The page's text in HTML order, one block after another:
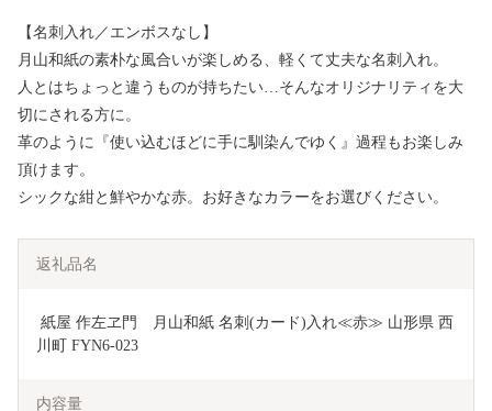
【名刺入れ／エンボスなし】
月山和紙の素朴な風合いが楽しめる、軽くて丈夫な名刺入れ。
人とはちょっと違うものが持ちたい…そんなオリジナリティを大
切にされる方に。
革のように『使い込むほどに手に馴染んでゆく』過程もお楽しみ
頂けます。
シックな紺と鮮やかな赤。お好きなカラーをお選びください。
返礼品名
川町 FYN6-023
内容量